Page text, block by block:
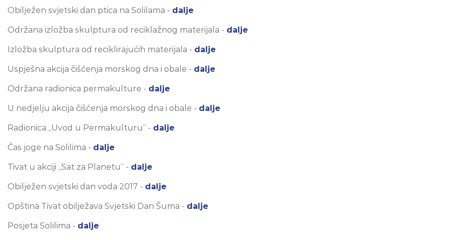
Obilježen svjetski dan ptica na Solilama - dalje
Održana izložba skulptura od reciklažnog materijala - dalje
Izložba skulptura od reciklirajućih materijala - dalje
Uspješna akcija čišćenja morskog dna i obale - dalje
Održana radionica permakulture - dalje
U nedjelju akcija čišćenja morskog dna i obale - dalje
Radionica „Uvod u Permakulturu“ - dalje
Čas joge na Solilima - dalje
Tivat u akciji „Sat za Planetu“ - dalje
Obilježen svjetski dan voda 2017 - dalje
Opština Tivat obilježava Svjetski Dan Šuma - dalje
Posjeta Solilima - dalje